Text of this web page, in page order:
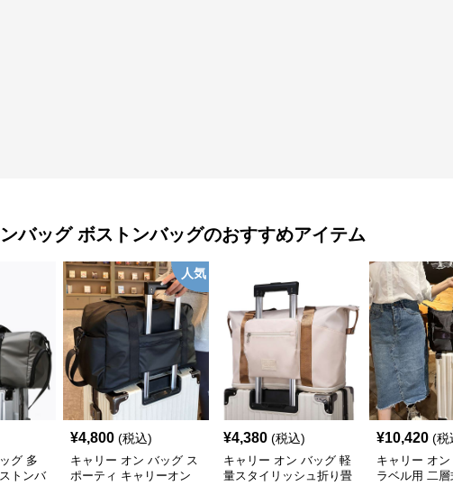
バッグ ボストンバッグのおすすめアイテム
グ 多
トンバ
人気
¥4,800 (税込)
キャリー オン バッグ ス
ポーティ キャリーオン
¥4,380 (税込)
キャリー オン バッグ 軽
量スタイリッシュ折り畳
¥10,420 (税
キャリー オン
ラベル用 二層